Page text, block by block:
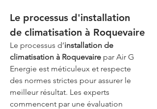
Le processus d'installation
de climatisation à Roquevaire
Le processus d’installation de
climatisation à Roquevaire par Air G
Energie est méticuleux et respecte
des normes strictes pour assurer le
meilleur résultat. Les experts
commencent par une évaluation